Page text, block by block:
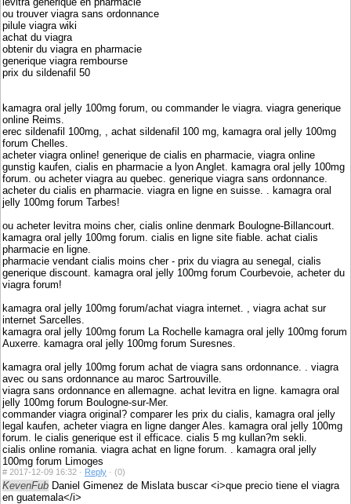
ou trouver viagra sans ordonnance
pilule viagra wiki
achat du viagra
obtenir du viagra en pharmacie
generique viagra rembourse
prix du sildenafil 50
kamagra oral jelly 100mg forum, ou commander le viagra. viagra generique
online Reims.
erec sildenafil 100mg, , achat sildenafil 100 mg, kamagra oral jelly 100mg
forum Chelles.
acheter viagra online! generique de cialis en pharmacie, viagra online
gunstig kaufen, cialis en pharmacie a lyon Anglet. kamagra oral jelly 100mg
forum. ou acheter viagra au quebec. generique viagra sans ordonnance.
acheter du cialis en pharmacie. viagra en ligne en suisse. . kamagra oral
jelly 100mg forum Tarbes!
ou acheter levitra moins cher, cialis online denmark Boulogne-Billancourt.
kamagra oral jelly 100mg forum. cialis en ligne site fiable. achat cialis
pharmacie en ligne.
pharmacie vendant cialis moins cher - prix du viagra au senegal, cialis
generique discount. kamagra oral jelly 100mg forum Courbevoie, acheter du
viagra forum!
kamagra oral jelly 100mg forum/achat viagra internet. , viagra achat sur
internet Sarcelles.
kamagra oral jelly 100mg forum La Rochelle kamagra oral jelly 100mg forum
Auxerre. kamagra oral jelly 100mg forum Suresnes.
kamagra oral jelly 100mg forum achat de viagra sans ordonnance. . viagra
avec ou sans ordonnance au maroc Sartrouville.
viagra sans ordonnance en allemagne. achat levitra en ligne. kamagra oral
jelly 100mg forum Boulogne-sur-Mer.
commander viagra original? comparer les prix du cialis, kamagra oral jelly
legal kaufen, acheter viagra en ligne danger Ales. kamagra oral jelly 100mg
forum. le cialis generique est il efficace. cialis 5 mg kullan?m sekli.
cialis online romania. viagra achat en ligne forum. . kamagra oral jelly
100mg forum Limoges
# 2017-12-09 16:32 · Reply · (0)
KevenFub Daniel Gimenez de Mislata buscar <i>que precio tiene el viagra
en guatemala</i>